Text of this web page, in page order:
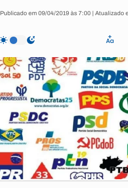
Publicado em 09/04/2019 às 7:00 | Atualizado